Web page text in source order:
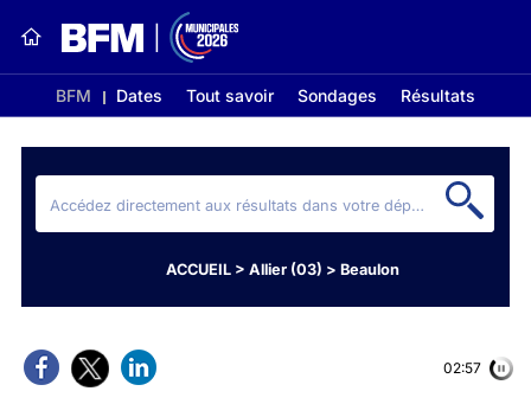
BFM Dates Tout savoir Sondages Résultats
ACCUEIL> Allier (03) > Beaulon
02:56